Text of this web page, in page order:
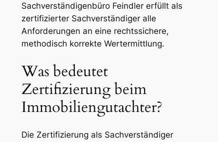
Sachverständigenbüro Feindler erfüllt als
zertifizierter Sachverständiger alle
Anforderungen an eine rechtssichere,
methodisch korrekte Wertermittlung.
Was bedeutet
Zertifizierung beim
Immobiliengutachter?
Die Zertifizierung als Sachverständiger